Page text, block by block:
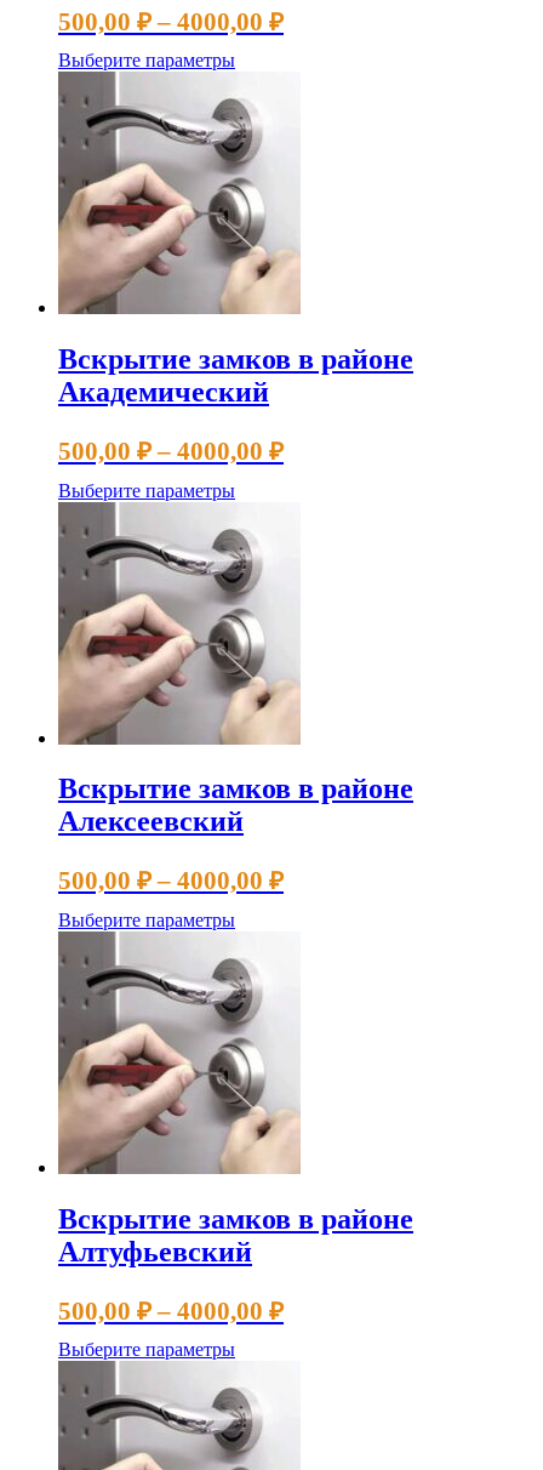
500,00 ₽ – 4000,00 ₽Диапазон
Выберите параметрыЭтот
имеет
несколько
вариаций.
Опции
можно
выбрать
на
странице
товара.
Вскрытие замков в районе
Академический
500,00 ₽ – 4000,00 ₽Диапазон
Выберите параметрыЭтот
имеет
несколько
вариаций.
Опции
можно
выбрать
на
странице
товара.
Вскрытие замков в районе
Алексеевский
500,00 ₽ – 4000,00 ₽Диапазон
Выберите параметрыЭтот
имеет
несколько
вариаций.
Опции
можно
выбрать
на
странице
товара.
Вскрытие замков в районе
Алтуфьевский
500,00 ₽ – 4000,00 ₽Диапазон
цен:
Выберите параметрыЭтот
имеет
несколько
вариаций.
Опции